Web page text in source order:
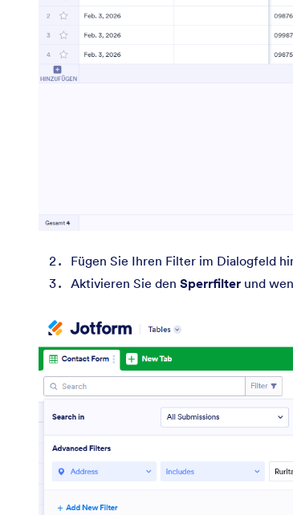
Fügen Sie Ihren Filter im Dialogfeld
Aktivieren Sie den Sperrfilter und